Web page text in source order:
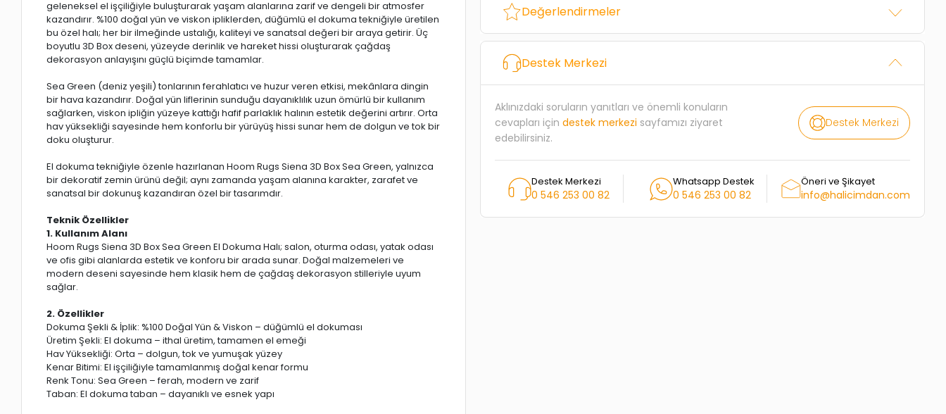
geleneksel el işçiliğiyle buluşturarak yaşam alanlarına zarif ve dengeli bir atmosfer
kazandırır. %100 doğal yün ve viskon ipliklerden, düğümlü el dokuma tekniğiyle üretilen
bu özel halı; her bir ilmeğinde ustalığı, kaliteyi ve sanatsal değeri bir araya getirir. Üç
boyutlu 3D Box deseni, yüzeyde derinlik ve hareket hissi oluşturarak çağdaş
dekorasyon anlayışını güçlü biçimde tamamlar.
Sea Green (deniz yeşili) tonlarının ferahlatıcı ve huzur veren etkisi, mekânlara dingin
bir hava kazandırır. Doğal yün liflerinin sunduğu dayanıklılık uzun ömürlü bir kullanım
sağlarken, viskon ipliğin yüzeye kattığı hafif parlaklık halının estetik değerini artırır. Orta
hav yüksekliği sayesinde hem konforlu bir yürüyüş hissi sunar hem de dolgun ve tok bir
doku oluşturur.
El dokuma tekniğiyle özenle hazırlanan Hoom Rugs Siena 3D Box Sea Green, yalnızca
bir dekoratif zemin ürünü değil; aynı zamanda yaşam alanına karakter, zarafet ve
sanatsal bir dokunuş kazandıran özel bir tasarımdır.
Teknik Özellikler
1. Kullanım Alanı
Hoom Rugs Siena 3D Box Sea Green El Dokuma Halı; salon, oturma odası, yatak odası
ve ofis gibi alanlarda estetik ve konforu bir arada sunar. Doğal malzemeleri ve
modern deseni sayesinde hem klasik hem de çağdaş dekorasyon stilleriyle uyum
sağlar.
2. Özellikler
Dokuma Şekli & İplik: %100 Doğal Yün & Viskon – düğümlü el dokuması
Üretim Şekli: El dokuma – ithal üretim, tamamen el emeği
Hav Yüksekliği: Orta – dolgun, tok ve yumuşak yüzey
Kenar Bitimi: El işçiliğiyle tamamlanmış doğal kenar formu
Renk Tonu: Sea Green – ferah, modern ve zarif
Taban: El dokuma taban – dayanıklı ve esnek yapı
Değerlendirmeler
Destek Merkezi
Aklınızdaki soruların yanıtları ve önemli konuların
cevapları için destek merkezi sayfamızı ziyaret
edebilirsiniz.
Destek Merkezi
Destek Merkezi
0 546 253 00 82
Whatsapp Destek
0 546 253 00 82
Öneri ve Şikayet
info@halicimdan.com